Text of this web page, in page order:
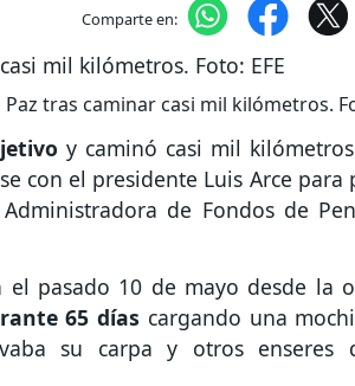
Comparte en:
tras caminar casi mil kilómetros.
y caminó casi mil
con el presidente Luis Arce para
de Fondos de
pasado 10 de mayo desde la
65 días cargando una
su carpa y otros enseres